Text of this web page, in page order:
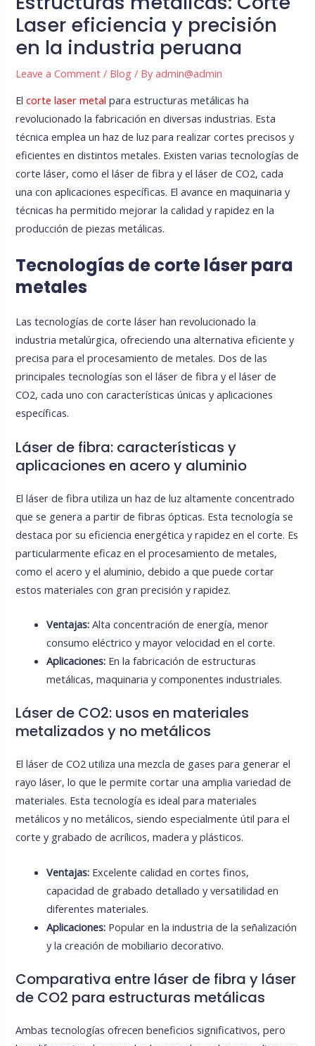
Laser eficiencia y precisión
en la industria peruana
Leave a Comment / Blog / Byadmin@admin
Elcorte laser metal para estructuras metálicas ha
revolucionado la fabricación en diversas industrias. Esta
técnica emplea un haz de luz para realizar cortes precisos y
eficientes en distintos metales. Existen varias tecnologías de
corte láser, como el láser de fibra y el láser de CO2, cada
una con aplicaciones específicas. El avance en maquinaria y
técnicas ha permitido mejorar la calidad y rapidez en la
producción de piezas metálicas.
Tecnologías de corte láser para
metales
Las tecnologías de corte láser han revolucionado la
industria metalúrgica, ofreciendo una alternativa eficiente y
precisa para el procesamiento de metales. Dos de las
principales tecnologías son el láser de fibra y el láser de
CO2, cada uno con características únicas y aplicaciones
específicas.
Láser de fibra: características y
aplicaciones en acero y aluminio
El láser de fibra utiliza un haz de luz altamente concentrado
que se genera a partir de fibras ópticas. Esta tecnología se
destaca por su eficiencia energética y rapidez en el corte. Es
particularmente eficaz en el procesamiento de metales,
como el acero y el aluminio, debido a que puede cortar
estos materiales con gran precisión y rapidez.
Ventajas: Alta concentración de energía, menor
consumo eléctrico y mayor velocidad en el corte.
Aplicaciones: En la fabricación de estructuras
metálicas, maquinaria y componentes industriales.
Láser de CO2: usos en materiales
metalizados y no metálicos
El láser de CO2 utiliza una mezcla de gases para generar el
rayo láser, lo que le permite cortar una amplia variedad de
materiales. Esta tecnología es ideal para materiales
metálicos y no metálicos, siendo especialmente útil para el
corte y grabado de acrílicos, madera y plásticos.
Ventajas: Excelente calidad en cortes finos,
capacidad de grabado detallado y versatilidad en
diferentes materiales.
Aplicaciones: Popular en la industria de la señalización
y la creación de mobiliario decorativo.
Comparativa entre láser de fibra y láser
de CO2 para estructuras metálicas
Ambas tecnologías ofrecen beneficios significativos, pero